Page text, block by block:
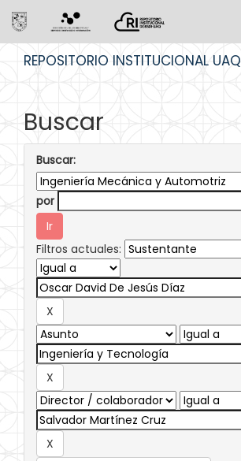
REPOSITORIO INSTITUCIONAL UAQ
Buscar
Buscar:
por
Filtros actuales: